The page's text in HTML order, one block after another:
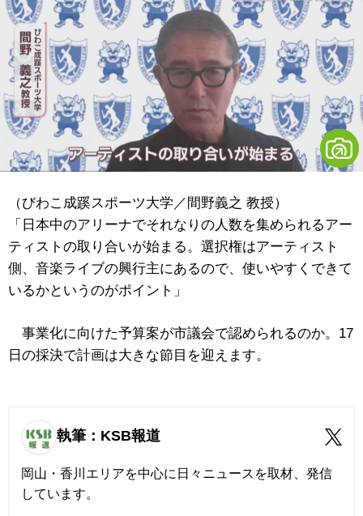
（びわこ成蹊スポーツ大学／間野義之 教授）
「日本中のアリーナでそれなりの人数を集められるアー
ティストの取り合いが始まる。選択権はアーティスト
側、音楽ライブの興行主にあるので、使いやすくできて
いるかというのがポイント」
事業化に向けた予算案が市議会で認められるのか。17
日の採決で計画は大きな節目を迎えます。
執筆：KSB報道
岡山・香川エリアを中心に日々ニュースを取材、発信
しています。